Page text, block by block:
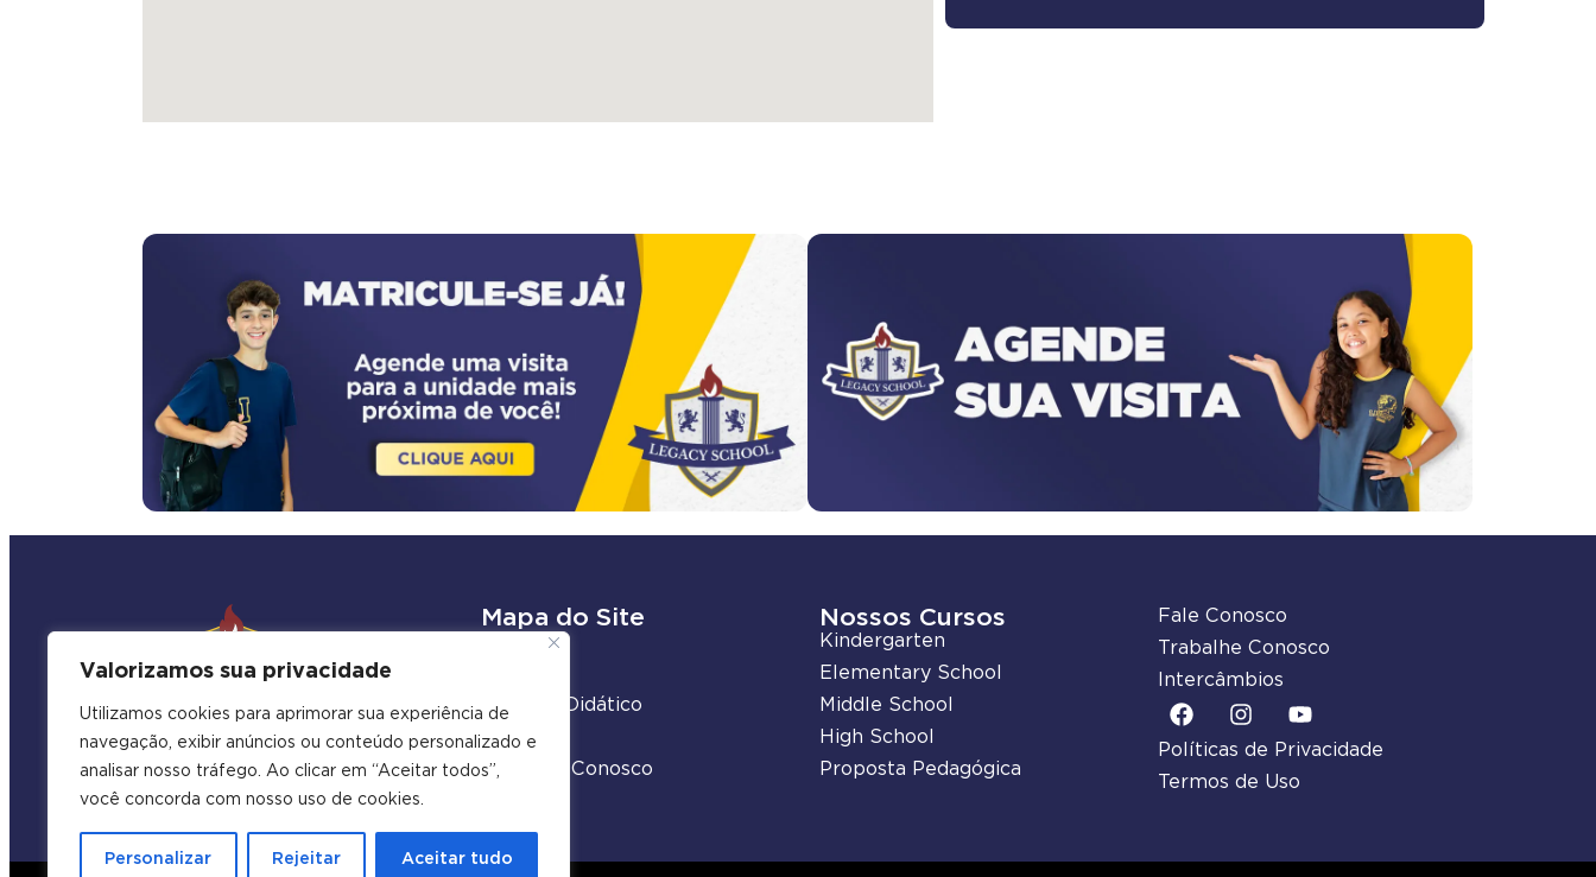
Valorizamos sua privacidade
Utilizamos cookies para aprimorar sua experiência de
navegação, exibir anúncios ou conteúdo personalizado e
analisar nosso tráfego. Ao clicar em “Aceitar todos”,
você concorda com nosso uso de cookies.
Personalizar Rejeitar Aceitar tudo
Mapa do Site
Unidades
Material Didático
Contato
Trabalhe Conosco
Nossos Cursos
Kindergarten
Elementary School
Middle School
High School
Proposta Pedagógica
Fale Conosco
Trabalhe Conosco
Intercâmbios
Políticas de Privacidade
Termos de Uso